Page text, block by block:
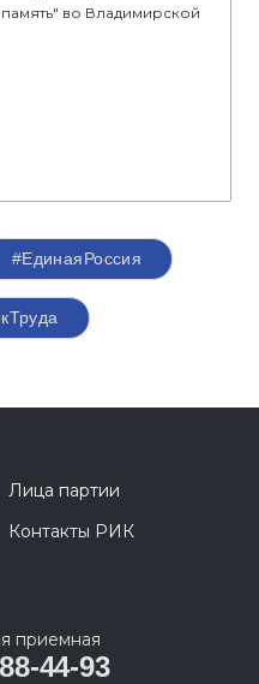
во Владимирской
#‎ЕдинаяРоссия
Лица партии
Контакты РИК
приемная
44-93